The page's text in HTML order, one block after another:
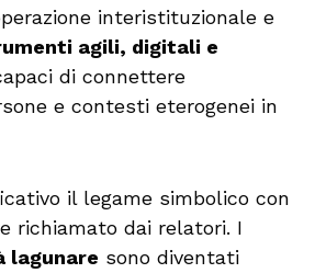
interistituzionale e
agili, digitali e
di connettere
e contesti eterogenei in
il legame simbolico con
richiamato dai relatori. I
lagunare sono diventati